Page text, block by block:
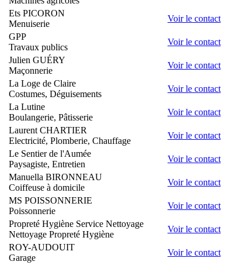
Ets PICORON
Menuiserie
Voir le contact
GPP
Travaux publics
Voir le contact
Julien GUÉRY
Maçonnerie
Voir le contact
La Loge de Claire
Costumes, Déguisements
Voir le contact
La Lutine
Boulangerie, Pâtisserie
Voir le contact
Laurent CHARTIER
Electricité, Plomberie, Chauffage
Voir le contact
Le Sentier de l'Aumée
Paysagiste, Entretien
Voir le contact
Manuella BIRONNEAU
Coiffeuse à domicile
Voir le contact
MS POISSONNERIE
Poissonnerie
Voir le contact
Propreté Hygiène Service Nettoyage
Nettoyage Propreté Hygiène
Voir le contact
ROY-AUDOUIT
Garage
Voir le contact